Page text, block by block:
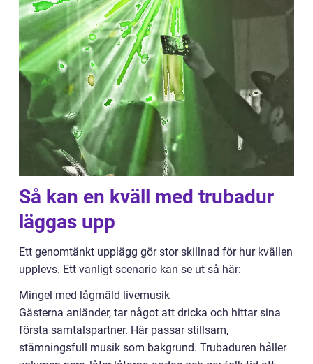
Så kan en kväll med trubadur
läggas upp
Ett genomtänkt upplägg gör stor skillnad för hur kvällen
upplevs. Ett vanligt scenario kan se ut så här:
Mingel med lågmäld livemusik
Gästerna anländer, tar något att dricka och hittar sina
första samtalspartner. Här passar stillsam,
stämningsfull musik som bakgrund. Trubaduren håller